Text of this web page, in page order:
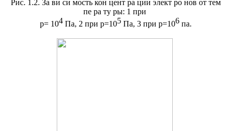
Рис. 1.2. За ви си мость кон цент ра ции элект ро нов от тем
пе ра ту ры: 1 при
р= 104Па, 2 при р=105Па, 3 при р=106 па.